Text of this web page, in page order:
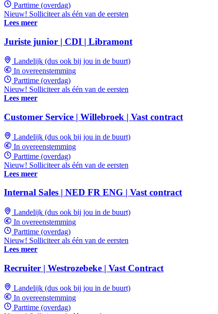
Parttime (overdag)
Nieuw! Solliciteer als één van de eersten
Lees meer
Juriste junior | CDI | Libramont
Landelijk (dus ook bij jou in de buurt)
In overeenstemming
Parttime (overdag)
Nieuw! Solliciteer als één van de eersten
Lees meer
Customer Service | Willebroek | Vast contract
Landelijk (dus ook bij jou in de buurt)
In overeenstemming
Parttime (overdag)
Nieuw! Solliciteer als één van de eersten
Lees meer
Internal Sales | NED FR ENG | Vast contract
Landelijk (dus ook bij jou in de buurt)
In overeenstemming
Parttime (overdag)
Nieuw! Solliciteer als één van de eersten
Lees meer
Recruiter | Westrozebeke | Vast Contract
Landelijk (dus ook bij jou in de buurt)
In overeenstemming
Parttime (overdag)